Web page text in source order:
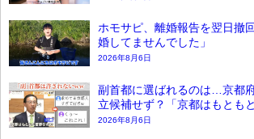
ホモサピ、離婚報告を翌日撤
婚してませんでした」
2026年8月6日
副首都に選ばれるのは…京都
立候補せず？「京都はもともと
2026年8月6日